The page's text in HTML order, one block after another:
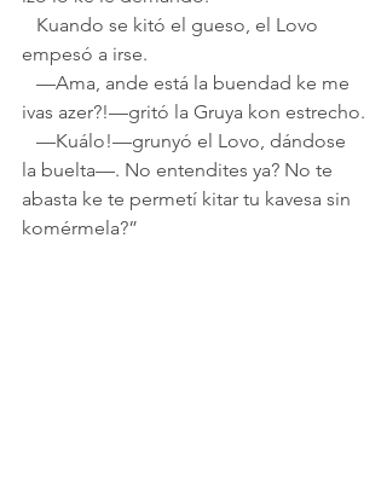
empesó a irse.
ivas azer?!—gritó la Gruya kon estrecho.
la buelta—. No entendites ya? No te
abasta ke te permetí kitar tu kavesa sin
komérmela?”